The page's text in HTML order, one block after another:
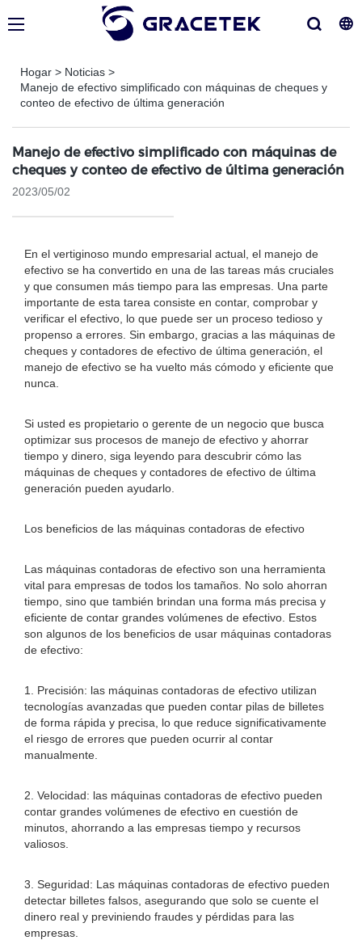
Hogar > Noticias >
Manejo de efectivo simplificado con máquinas de cheques y
conteo de efectivo de última generación
Manejo de efectivo simplificado con máquinas de
cheques y conteo de efectivo de última generación
2023/05/02
En el vertiginoso mundo empresarial actual, el manejo de
efectivo se ha convertido en una de las tareas más cruciales
y que consumen más tiempo para las empresas. Una parte
importante de esta tarea consiste en contar, comprobar y
verificar el efectivo, lo que puede ser un proceso tedioso y
propenso a errores. Sin embargo, gracias a las máquinas de
cheques y contadores de efectivo de última generación, el
manejo de efectivo se ha vuelto más cómodo y eficiente que
nunca.
Si usted es propietario o gerente de un negocio que busca
optimizar sus procesos de manejo de efectivo y ahorrar
tiempo y dinero, siga leyendo para descubrir cómo las
máquinas de cheques y contadores de efectivo de última
generación pueden ayudarlo.
Los beneficios de las máquinas contadoras de efectivo
Las máquinas contadoras de efectivo son una herramienta
vital para empresas de todos los tamaños. No solo ahorran
tiempo, sino que también brindan una forma más precisa y
eficiente de contar grandes volúmenes de efectivo. Estos
son algunos de los beneficios de usar máquinas contadoras
de efectivo:
1. Precisión: las máquinas contadoras de efectivo utilizan
tecnologías avanzadas que pueden contar pilas de billetes
de forma rápida y precisa, lo que reduce significativamente
el riesgo de errores que pueden ocurrir al contar
manualmente.
2. Velocidad: las máquinas contadoras de efectivo pueden
contar grandes volúmenes de efectivo en cuestión de
minutos, ahorrando a las empresas tiempo y recursos
valiosos.
3. Seguridad: Las máquinas contadoras de efectivo pueden
detectar billetes falsos, asegurando que solo se cuente el
dinero real y previniendo fraudes y pérdidas para las
empresas.